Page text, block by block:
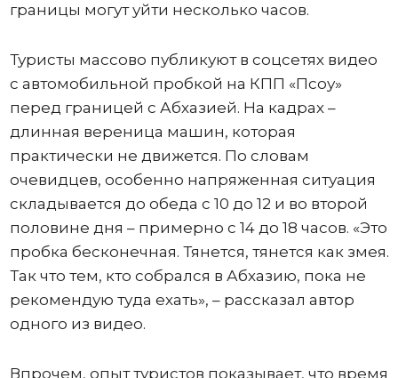
границы могут уйти несколько часов.
Туристы массово публикуют в соцсетях видео
с автомобильной пробкой на КПП «Псоу»
перед границей с Абхазией. На кадрах –
длинная вереница машин, которая
практически не движется. По словам
очевидцев, особенно напряженная ситуация
складывается до обеда с 10 до 12 и во второй
половине дня – примерно с 14 до 18 часов. «Это
пробка бесконечная. Тянется, тянется как змея.
Так что тем, кто собрался в Абхазию, пока не
рекомендую туда ехать», – рассказал автор
одного из видео.
Впрочем, опыт туристов показывает, что время